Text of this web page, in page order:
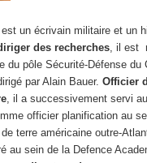
un écrivain militaire et un
des recherches, il est
du pôle Sécurité-Défense du
par Alain Bauer. Officier
, il a successivement servi
officier planification au
terre américaine outre-
au sein de la Defence